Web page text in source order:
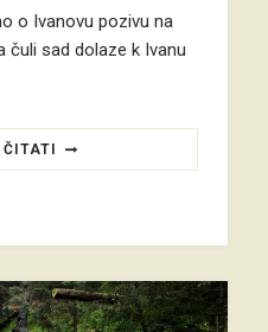
o Ivanovu pozivu na
čuli sad dolaze k Ivanu